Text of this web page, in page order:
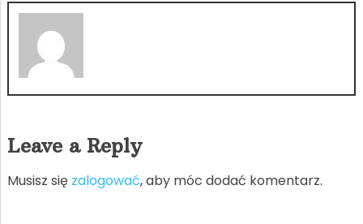
Leave a Reply
Musisz się zalogować, aby móc dodać komentarz.